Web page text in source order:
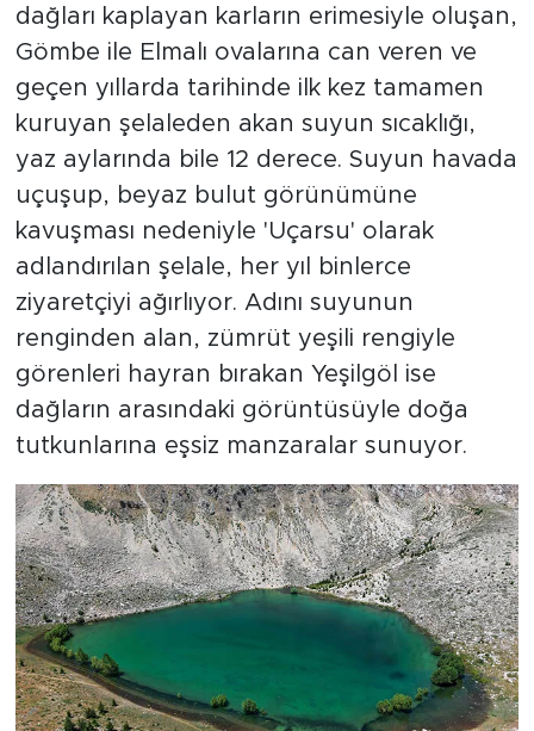
dağları kaplayan karların erimesiyle oluşan,
Gömbe ile Elmalı ovalarına can veren ve
geçen yıllarda tarihinde ilk kez tamamen
kuruyan şelaleden akan suyun sıcaklığı,
yaz aylarında bile 12 derece. Suyun havada
uçuşup, beyaz bulut görünümüne
kavuşması nedeniyle 'Uçarsu' olarak
adlandırılan şelale, her yıl binlerce
ziyaretçiyi ağırlıyor. Adını suyunun
renginden alan, zümrüt yeşili rengiyle
görenleri hayran bırakan Yeşilgöl ise
dağların arasındaki görüntüsüyle doğa
tutkunlarına eşsiz manzaralar sunuyor.